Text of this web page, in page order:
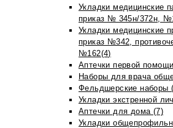
Укладки медицинские
приказ № 345н/372н,
Укладки медицинские
приказ №342,
№162(4)
Аптечки первой
Наборы для врача
Фельдшерские наборы
Укладки экстренной
Аптечки для дома (7)
Укладки